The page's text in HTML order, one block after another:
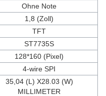
Ohne Note
1,8 (Zoll)
TFT
ST7735S
128*160 (Pixel)
4-wire SPI
35,04 (L) X28.03 (W)
MILLIMETER